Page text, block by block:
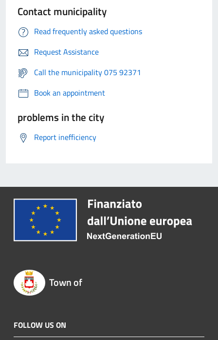
Contact municipality
Read frequently asked questions
Request Assistance
Call the municipality 075 92371
Book an appointment
problems in the city
Report inefficiency
Town of
FOLLOW US ON